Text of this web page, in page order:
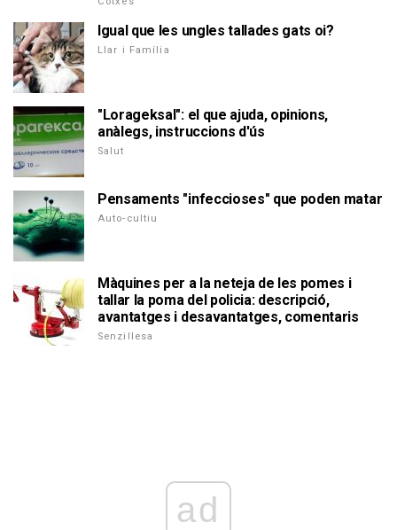
Igual que les ungles tallades gats oi?
Llar i Família
"Lorageksal": el que ajuda, opinions,
anàlegs, instruccions d'ús
Salut
Pensaments "infeccioses" que poden matar
Auto-cultiu
Màquines per a la neteja de les pomes i
tallar la poma del policia: descripció,
avantatges i desavantatges, comentaris
Senzillesa
ad